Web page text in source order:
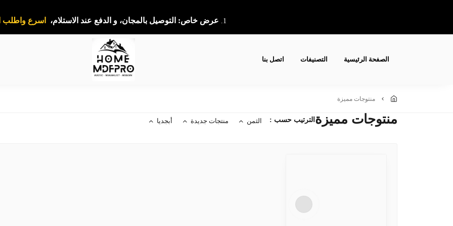
عرض خاص: التوصيل بالمجان، و الدفع عند الاستلام، اسرع واطلب
الصفحة الرئيسية التصنيفات اتصل بنا
منتوجات مميزة
منتوجات مميزة الترتيب حسب : الثمن منتجات جديدة أبجديا